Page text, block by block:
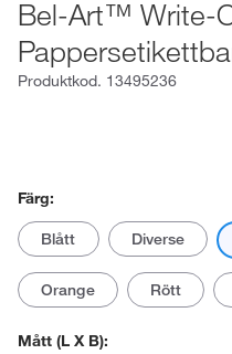
Bel-Art™ Write-
Produktkod. 13495236
Färg:
Blått Diverse
Orange Rött
Mått (L X B):